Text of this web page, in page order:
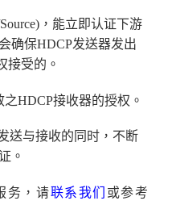
，能立即认证下游
确保HDCP发送器发出
接受的。
HDCP接收器的授权。
送与接收的同时，不断
。
务，请联系我们 或参考